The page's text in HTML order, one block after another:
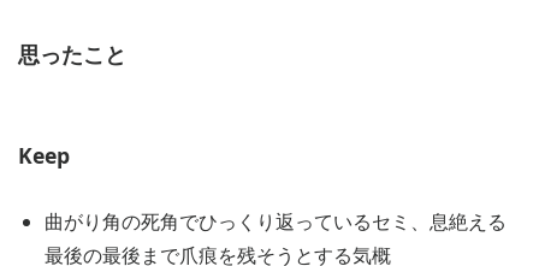
思ったこと
Keep
曲がり角の死角でひっくり返っているセミ、息絶える
最後の最後まで爪痕を残そうとする気概